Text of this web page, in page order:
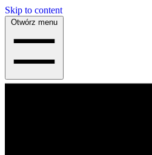
Skip to content
Otwórz menu